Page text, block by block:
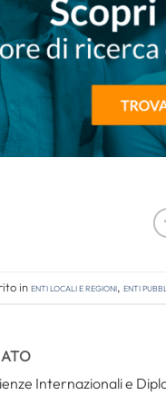
inEnti locali e regioni, Enti
Internazionali e